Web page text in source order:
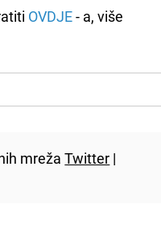
OVDJE- a, više
mrežaTwitter |